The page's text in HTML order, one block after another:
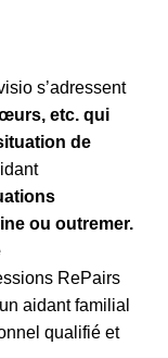
s’adressent
etc. qui
de
ou outremer.
RePairs
aidant familial
qualifié et